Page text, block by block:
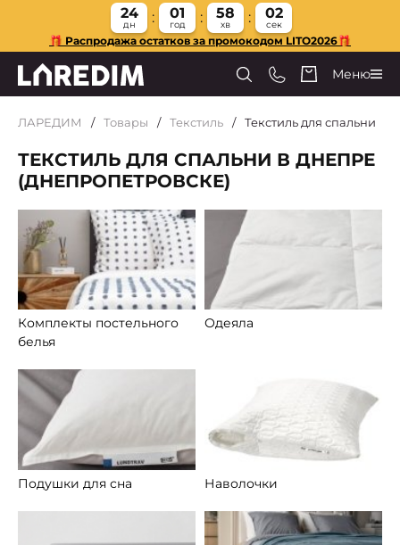
24
дн
01
год
58
хв
01
сек
🎁 Распродажа остатков за промокодом LITO2026🎁
Меню
ЛАРЕДИМ Товары Текстиль Текстиль для спальни
ТЕКСТИЛЬ ДЛЯ СПАЛЬНИ В ДНЕПРЕ
(ДНЕПРОПЕТРОВСКЕ)
Комплекты постельного
белья
Одеяла
Подушки для сна Наволочки